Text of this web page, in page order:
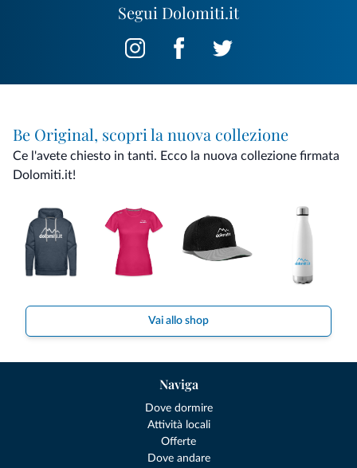
Segui Dolomiti.it
Be Original, scopri la nuova collezione
Ce l'avete chiesto in tanti. Ecco la nuova collezione firmata
Dolomiti.it!
Vai allo shop
Naviga
Dove dormire
Attività locali
Offerte
Dove andare